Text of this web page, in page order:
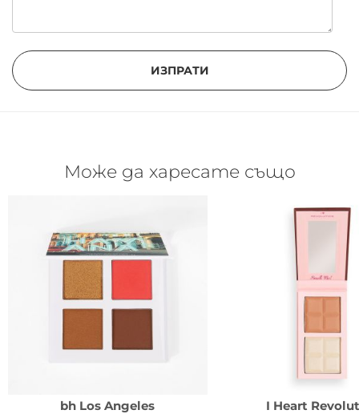
ИЗПРАТИ
Може да харесате също
bh Los Angeles I Heart